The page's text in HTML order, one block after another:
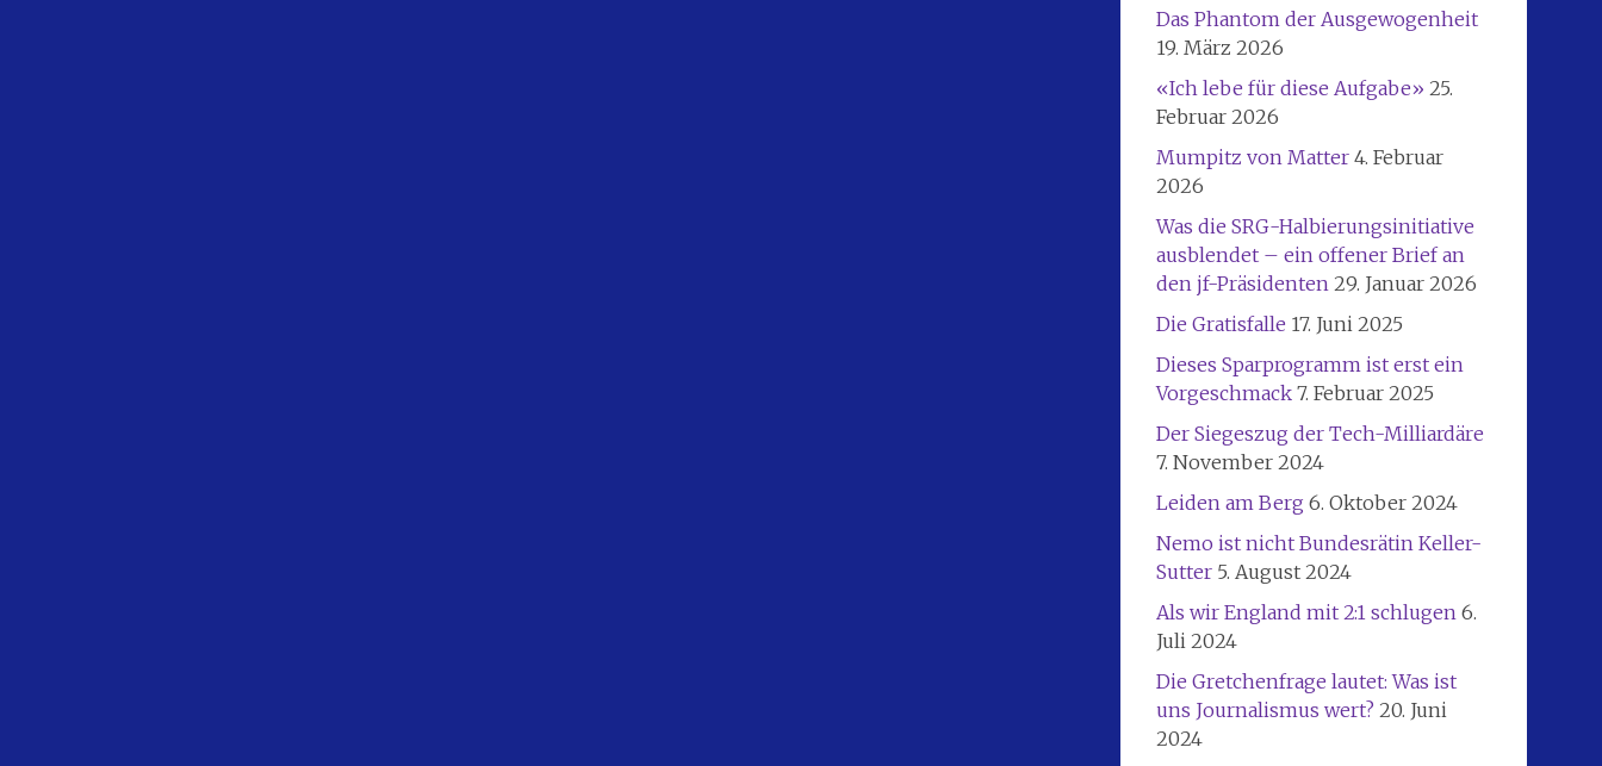
Das Phantom der Ausgewogenheit
19. März 2026
«Ich lebe für diese Aufgabe» 25.
Februar 2026
Mumpitz von Matter 4. Februar
2026
Was die SRG-Halbierungsinitiative
ausblendet – ein offener Brief an
den jf-Präsidenten 29. Januar 2026
Die Gratisfalle 17. Juni 2025
Dieses Sparprogramm ist erst ein
Vorgeschmack 7. Februar 2025
Der Siegeszug der Tech-Milliardäre
7. November 2024
Leiden am Berg 6. Oktober 2024
Nemo ist nicht Bundesrätin Keller-
Sutter 5. August 2024
Als wir England mit 2:1 schlugen 6.
Juli 2024
Die Gretchenfrage lautet: Was ist
uns Journalismus wert? 20. Juni
2024